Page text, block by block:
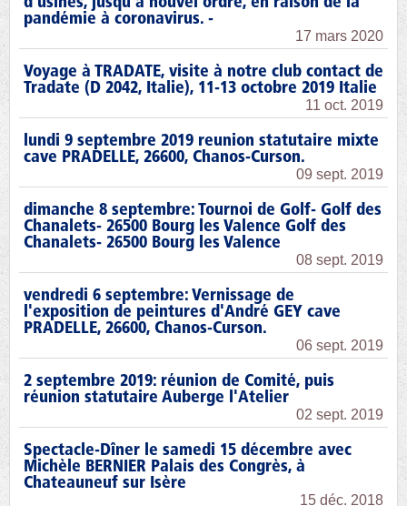
pandémie à coronavirus. -
17 mars 2020
Voyage à TRADATE, visite à notre club contact de
Tradate (D 2042, Italie), 11-13 octobre 2019 Italie
11 oct. 2019
lundi 9 septembre 2019 reunion statutaire mixte
cave PRADELLE, 26600, Chanos-Curson.
09 sept. 2019
dimanche 8 septembre: Tournoi de Golf- Golf des
Chanalets- 26500 Bourg les Valence Golf des
Chanalets- 26500 Bourg les Valence
08 sept. 2019
vendredi 6 septembre: Vernissage de
l'exposition de peintures d'André GEY cave
PRADELLE, 26600, Chanos-Curson.
06 sept. 2019
2 septembre 2019: réunion de Comité, puis
réunion statutaire Auberge l'Atelier
02 sept. 2019
Spectacle-Dîner le samedi 15 décembre avec
Michèle BERNIER Palais des Congrès, à
Chateauneuf sur Isère
15 déc. 2018